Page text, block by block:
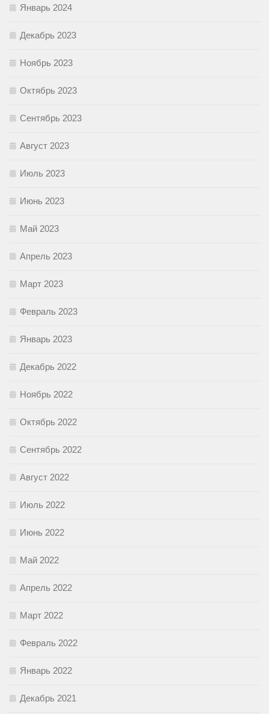
Январь 2024
Декабрь 2023
Ноябрь 2023
Октябрь 2023
Сентябрь 2023
Август 2023
Июль 2023
Июнь 2023
Май 2023
Апрель 2023
Март 2023
Февраль 2023
Январь 2023
Декабрь 2022
Ноябрь 2022
Октябрь 2022
Сентябрь 2022
Август 2022
Июль 2022
Июнь 2022
Май 2022
Апрель 2022
Март 2022
Февраль 2022
Январь 2022
Декабрь 2021